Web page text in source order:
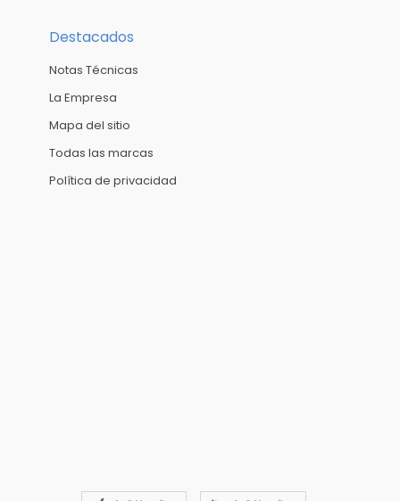
Destacados
Notas Técnicas
La Empresa
Mapa del sitio
Todas las marcas
Política de privacidad